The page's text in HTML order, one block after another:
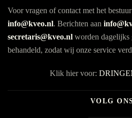
Voor vragen of contact met het
info@kveo.nl. Berichten aan
secretaris@kveo.nl worden dagelijks
behandeld, zodat wij onze service
Klik hier voor:
VOLG